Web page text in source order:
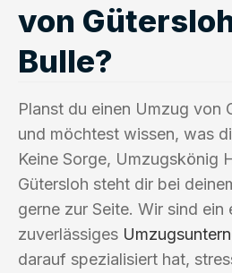
von
Bulle?
Planst du einen Umzug von
und möchtest wissen, was
Keine Sorge, Umzugskönig
Gütersloh steht dir bei
gerne zur Seite. Wir sind ein
zuverlässiges
darauf spezialisiert hat,